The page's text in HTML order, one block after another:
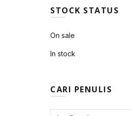
STOCK STATUS
On sale
In stock
CARI PENULIS